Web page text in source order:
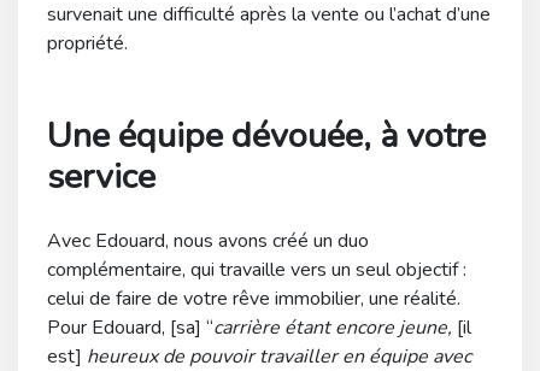
survenait une difficulté après la vente ou l’achat d’une
propriété.
Une équipe dévouée, à votre
service
Avec Edouard, nous avons créé un duo
complémentaire, qui travaille vers un seul objectif :
celui de faire de votre rêve immobilier, une réalité.
Pour Edouard, [sa] “carrière étant encore jeune, [il
est] heureux de pouvoir travailler en équipe avec